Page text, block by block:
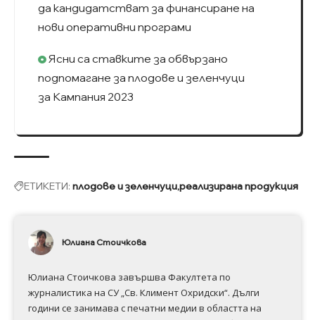
да кандидатстват за финансиране на
нови оперативни програми
Ясни са ставките за обвързано
подпомагане за плодове и зеленчуци
за Кампания 2023
ЕТИКЕТИ: плодове и зеленчуциреализирана продукция
Юлиана Стоичкова
Юлиана Стоичкова завършва Факултета по
журналистика на СУ „Св. Климент Охридски“. Дълги
години се занимава с печатни медии в областта на